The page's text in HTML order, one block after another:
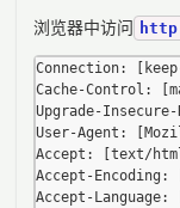
浏览器中访问
Connection:
Cache-Control:
Upgrade-
User-Agent:
Accept: [text/
Accept-
Accept-Language: